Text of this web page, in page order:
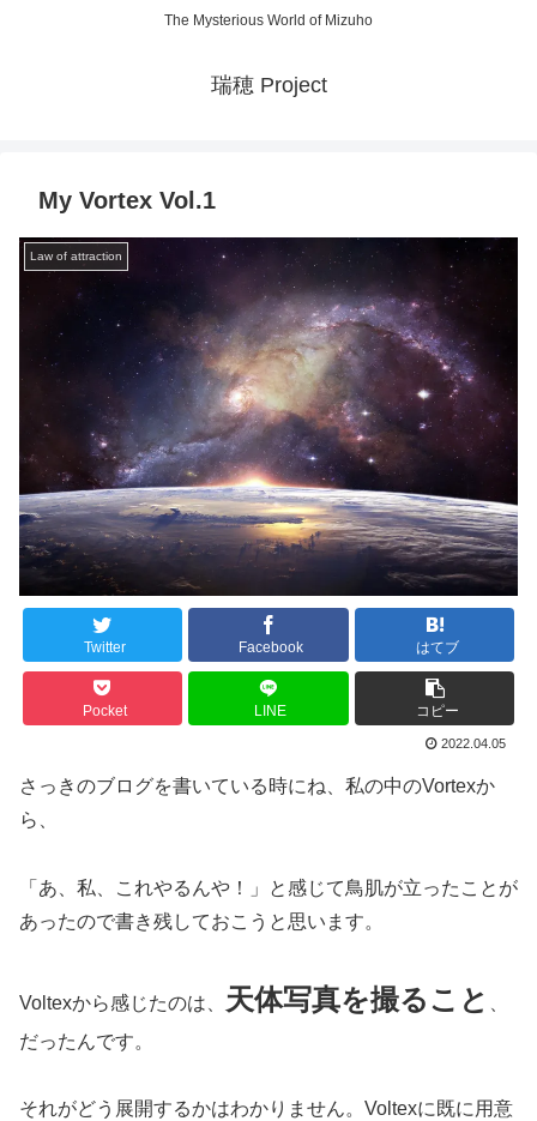
The Mysterious World of Mizuho
瑞穂 Project
My Vortex Vol.1
Law of attraction
Twitter Facebook はてブ
Pocket LINE コピー
2022.04.05
さっきのブログを書いている時にね、私の中のVortexか
ら、
「あ、私、これやるんや！」と感じて鳥肌が立ったことが
あったので書き残しておこうと思います。
Voltexから感じたのは、 天体写真を撮ること
だったんです。
それがどう展開するかはわかりません。Voltexに既に用意